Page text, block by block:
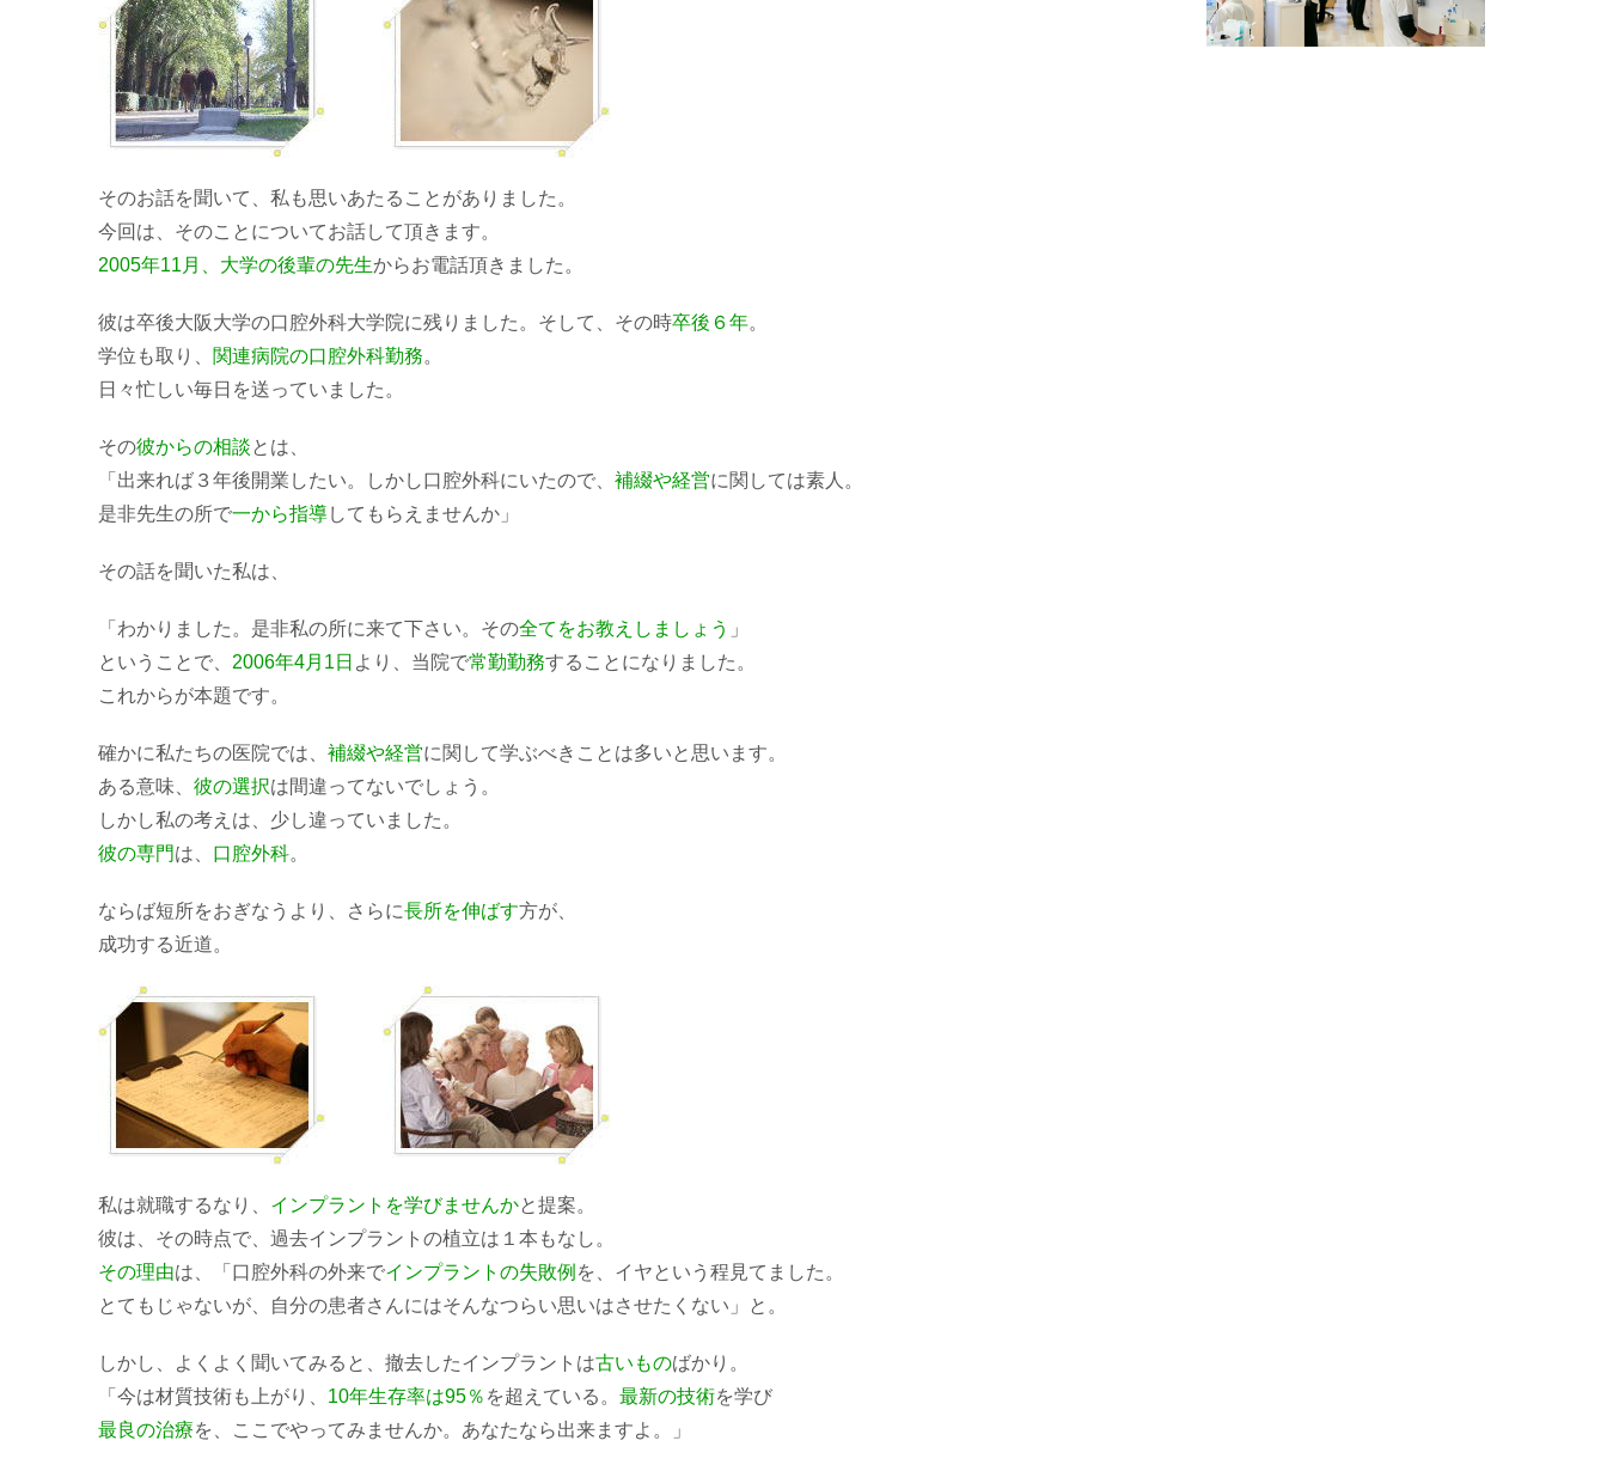
そのお話を聞いて、私も思いあたることがありました。
今回は、そのことについてお話して頂きます。
2005年11月、大学の後輩の先生からお電話頂きました。
彼は卒後大阪大学の口腔外科大学院に残りました。そして、その時卒後６年。
学位も取り、 関連病院の口腔外科勤務。
日々忙しい毎日を送っていました。
その彼からの相談とは、
「出来れば３年後開業したい。しかし口腔外科にいたので、 補綴や経営に関しては素人。
是非先生の所で一から指導してもらえませんか」
その話を聞いた私は、
「わかりました。是非私の所に来て下さい。その全てをお教えしましょう 」
ということで、 2006年4月1日 より、当院で常勤勤務することになりました。
これからが本題です。
確かに私たちの医院では、 補綴や経営に関して学ぶべきことは多いと思います。
ある意味、 彼の選択は間違ってないでしょう。
しかし私の考えは、少し違っていました。
彼の専門は、 口腔外科。
ならば短所をおぎなうより、さらに長所を伸ばす方が、
成功する近道。
私は就職するなり、 インプラントを学びませんかと提案。
彼は、その時点で、過去インプラントの植立は１本もなし。
その理由は、「口腔外科の外来でインプラントの失敗例 を、イヤという程見てました。
とてもじゃないが、自分の患者さんにはそんなつらい思いはさせたくない」と。
しかし、よくよく聞いてみると、撤去したインプラントは古いものばかり。
「今は材質技術も上がり、 10年生存率は95％ を超えている。 最新の技術を学び
最良の治療を、ここでやってみませんか。あなたなら出来ますよ。」